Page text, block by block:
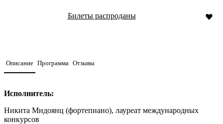
Билеты распроданы
Описание Программа Отзывы
Исполнитель:
Никита Мндоянц (фортепиано), лауреат международных
конкурсов